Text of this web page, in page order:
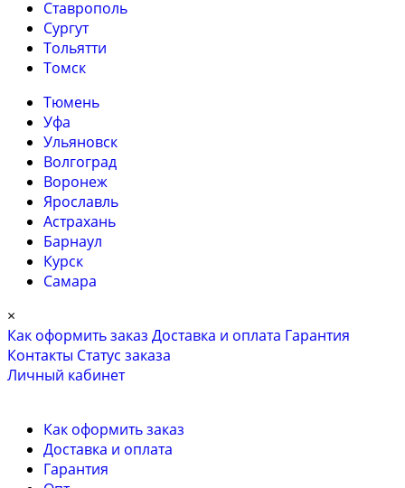
Ставрополь
Сургут
Тольятти
Томск
Тюмень
Уфа
Ульяновск
Волгоград
Воронеж
Ярославль
Астрахань
Барнаул
Курск
Самара
×
Как оформить заказ Доставка и оплата Гарантия
Контакты Cтатус заказа
Личный кабинет
Как оформить заказ
Доставка и оплата
Гарантия